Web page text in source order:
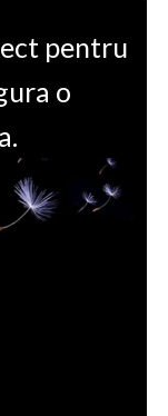
pentru
o